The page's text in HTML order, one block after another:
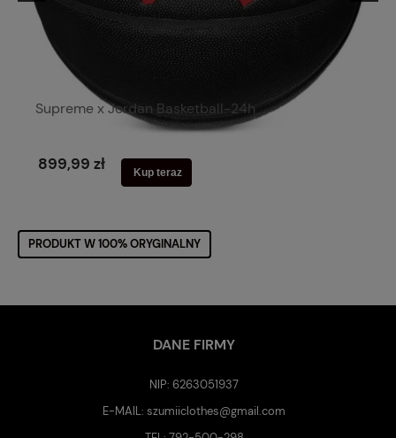
Supreme x Jordan Basketball-24h
899,99 zł Kup teraz
PRODUKT W 100% ORYGINALNY
DANE FIRMY
NIP: 6263051937
E-MAIL:szumiiclothes@gmail.com